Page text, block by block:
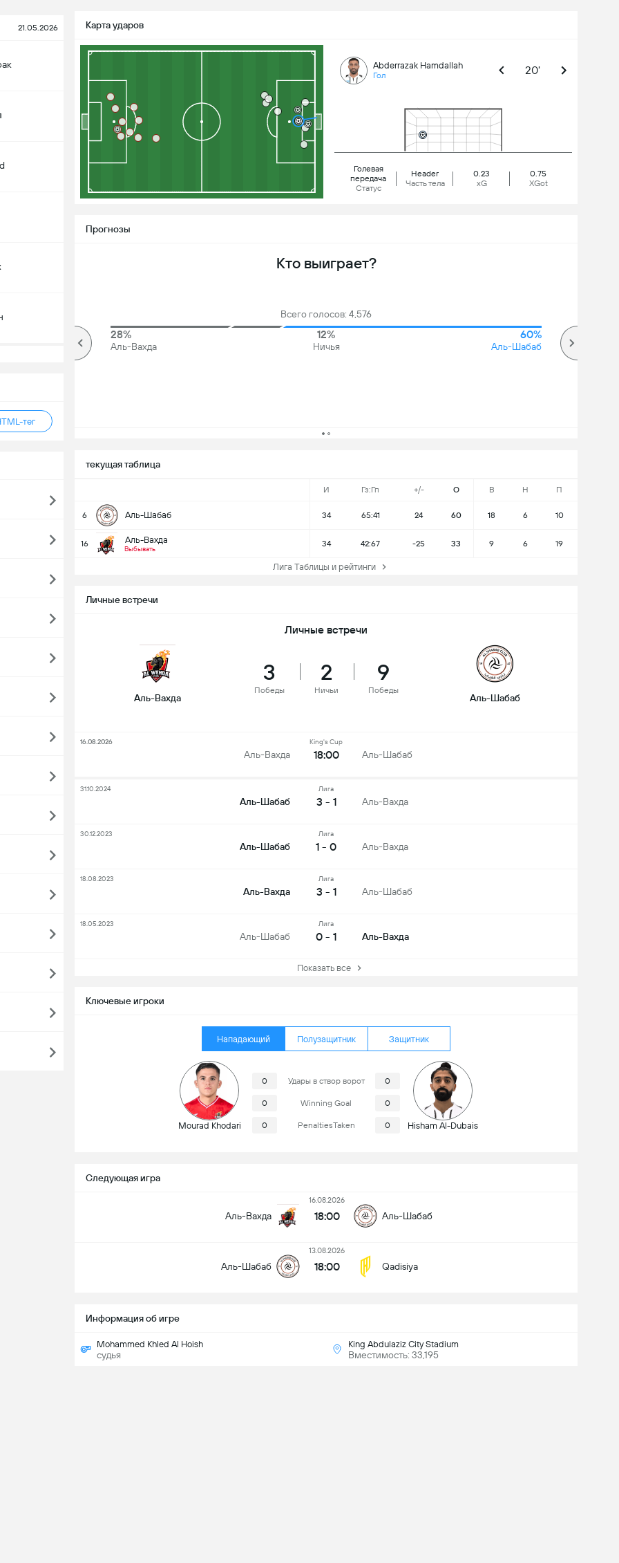
21.05.2026
тег
Следующая игра
Аль-Вахда
16.08.2026
18:00 Аль-Шабаб
Аль-Шабаб
13.08.2026
18:00 Qadisiya
Ключевые игроки
Нападающий Полузащитник Защитник
Mourad Khodari
0 Удары в створ ворот 0
0 Winning Goal 0
0 PenaltiesTaken 0 Hisham Al-Dubais
Карта ударов
Abderrazak Hamdallah
Гол 20'
Голевая
передача
Статус
Header
Часть тела
0.23
xG
0.75
XGot
Информация об игре
Mohammed Khled Al Hoish
судья
King Abdulaziz City Stadium
Вместимость: 33,195
текущая таблица
И Гз:Гп +/- О В Н П
6 Аль-Шабаб 34 65:41 24 60 18 6 10
16 Аль-Вахда
Выбывать
34 42:67 -25 33 9 6 19
Лига Таблицы и рейтинги
Прогнозы
Кто выиграет?
Всего голосов: 4,576
28%
Аль-Вахда
12%
Ничья
60%
Аль-Шабаб
Личные встречи
Личные встречи
Аль-Вахда
3
Победы
2
Ничьи
9
Победы
Аль-Шабаб
Аль-Вахда
King's Cup
18:00 Аль-Шабаб
16.08.2026
Аль-Шабаб
Лига
3 - 1 Аль-Вахда
31.10.2024
Аль-Шабаб
Лига
1 - 0 Аль-Вахда
30.12.2023
Аль-Вахда
Лига
3 - 1 Аль-Шабаб
18.08.2023
Аль-Шабаб
Лига
0 - 1 Аль-Вахда
18.05.2023
Показать все